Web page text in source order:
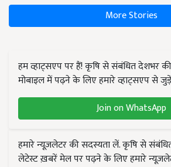
More Stories
हम व्हाट्सएप पर हैं! कृषि से संबंधित देशभर
मोबाइल में पढ़ने के लिए हमारे व्हाट्सएप से
Join on WhatsApp
हमारे न्यूज़लेटर की सदस्यता लें. कृषि से
लेटेस्ट ख़बरें मेल पर पढ़ने के लिए हमारे